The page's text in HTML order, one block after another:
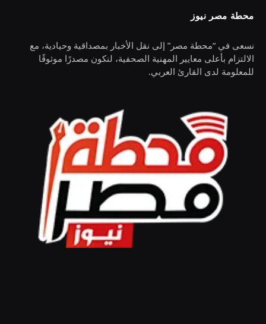
محطة مصر نيوز
نسعى في “محطة مصر” إلى نقل الأخبار بمصداقية وحيادية، مع
الالتزام بأعلى معايير المهنية الصحفية، لنكون مصدرًا موثوقًا
للمعلومة لدى القارئ العربي.